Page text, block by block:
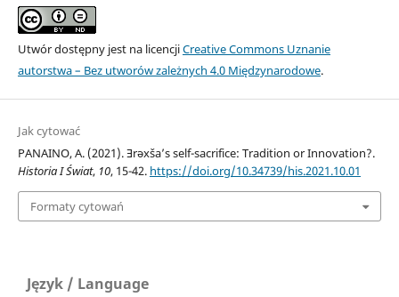
Utwór dostępny jest na licencjiCreative Commons Uznanie
autorstwa – Bez utworów zależnych 4.0 Międzynarodowe.
Jak cytować
PANAINO, A. (2021). Ǝrəxša’s self-sacrifice: Tradition or Innovation?.
Historia I Świat, 10, 15-42. https://doi.org/10.34739/his.2021.10.01
Formaty cytowań
Język / Language